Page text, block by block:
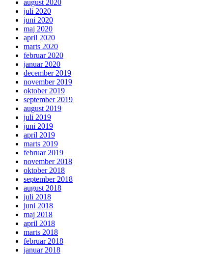
august 2020
juli 2020
juni 2020
maj 2020
april 2020
marts 2020
februar 2020
januar 2020
december 2019
november 2019
oktober 2019
september 2019
august 2019
juli 2019
juni 2019
april 2019
marts 2019
februar 2019
november 2018
oktober 2018
september 2018
august 2018
juli 2018
juni 2018
maj 2018
april 2018
marts 2018
februar 2018
januar 2018